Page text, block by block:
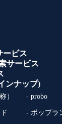
ービス
サービス
ンナップ)
） - probo
- ポップラ